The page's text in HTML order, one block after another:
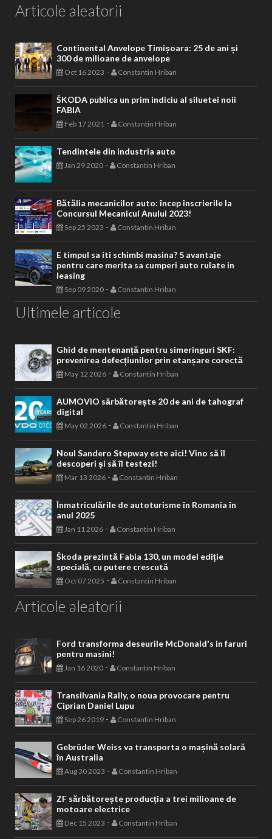
Articole aleatorii
Continental Anvelope Timișoara: 25 de ani și
300 de milioane de anvelope
Oct 16 2023 - Constantin Hriban
ŠKODA publica un prim indiciu al siluetei noii
FABIA
Feb 17 2021 - Constantin Hriban
Tendintele din industria auto
Jan 29 2020 - Constantin Hriban
Bătălia mecanicilor auto: încep înscrierile la
Concursul Mecanicul Anului 2023!
Sep 25 2023 - Constantin Hriban
E timpul sa iti schimbi masina? 5 avantaje
pentru care merita sa cumperi auto rulate in
leasing
Sep 09 2020 - Constantin Hriban
Ultimele articole
Ghid de mentenanță pentru simeringuri SKF:
prevenirea defecțiunilor prin etanșare corectă
May 12 2026 - Constantin Hriban
AUMOVIO sărbătorește 20 de ani de tahograf
digital
May 02 2026 - Constantin Hriban
Noul Sandero Stepway este aici! Vino să îl
descoperi și să îl testezi!
Mar 13 2026 - Constantin Hriban
Înmatriculările de autoturisme în Romania în
anul 2025
Jan 11 2026 - Constantin Hriban
Škoda prezintă Fabia 130, un model ediție
specială, cu putere crescută
Oct 07 2025 - Constantin Hriban
Articole aleatorii
Ford transforma deseurile McDonald's in faruri
pentru masini!
Jan 16 2020 - Constantin Hriban
Transilvania Rally, o noua provocare pentru
Ciprian Daniel Lupu
Sep 26 2019 - Constantin Hriban
Gebrüder Weiss va transporta o mașină solară
în Australia
Aug 30 2023 - Constantin Hriban
ZF sărbătorește producția a trei milioane de
motoare electrice
Dec 15 2023 - Constantin Hriban